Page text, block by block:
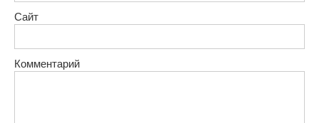
Сайт
Комментарий